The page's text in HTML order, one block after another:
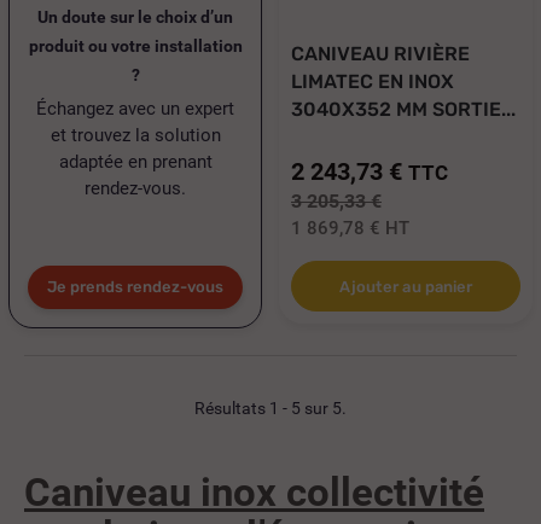
Un doute sur le choix d’un
produit ou votre installation
?
Échangez avec un expert
et trouvez la solution
adaptée en prenant
rendez-vous.
Je prends rendez-vous
CANIVEAU RIVIÈRE
LIMATEC EN INOX
3040X352 MM SORTIE...
2 243,73 € TTC
3 205,33 €
1 869,78 € HT
Ajouter au panier
Résultats 1 - 5 sur 5.
Caniveau inox collectivité